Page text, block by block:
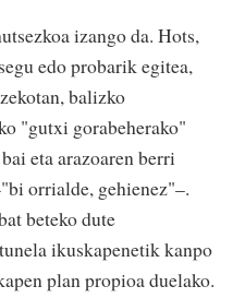
izango da. Hots,
edo probarik egitea,
balizko
"gutxi gorabeherako"
eta arazoaren berri
orrialde, gehienez"–.
beteko dute
ikuskapenetik kanpo
plan propioa duelako.